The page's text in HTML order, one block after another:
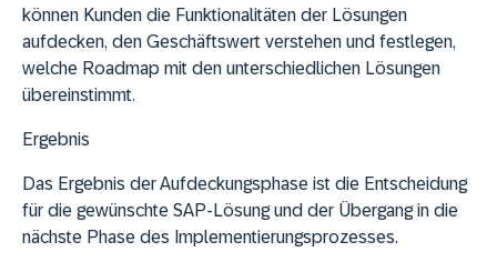
können Kunden die Funktionalitäten der Lösungen
aufdecken, den Geschäftswert verstehen und festlegen,
welche Roadmap mit den unterschiedlichen Lösungen
übereinstimmt.
Ergebnis
Das Ergebnis der Aufdeckungsphase ist die Entscheidung
für die gewünschte SAP-Lösung und der Übergang in die
nächste Phase des Implementierungsprozesses.